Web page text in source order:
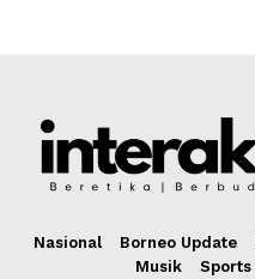
Nasional Borneo Update
Musik
Sports